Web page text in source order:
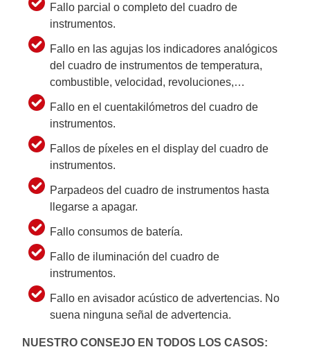
Fallo parcial o completo del cuadro de
instrumentos.
Fallo en las agujas los indicadores analógicos
del cuadro de instrumentos de temperatura,
combustible, velocidad, revoluciones,…
Fallo en el cuentakilómetros del cuadro de
instrumentos.
Fallos de píxeles en el display del cuadro de
instrumentos.
Parpadeos del cuadro de instrumentos hasta
llegarse a apagar.
Fallo consumos de batería.
Fallo de iluminación del cuadro de
instrumentos.
Fallo en avisador acústico de advertencias. No
suena ninguna señal de advertencia.
NUESTRO CONSEJO EN TODOS LOS CASOS: